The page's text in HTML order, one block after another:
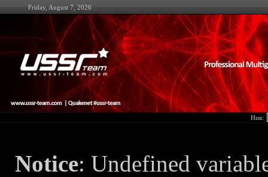
Friday, August 7, 2026
Ник:
Notice: Undefined